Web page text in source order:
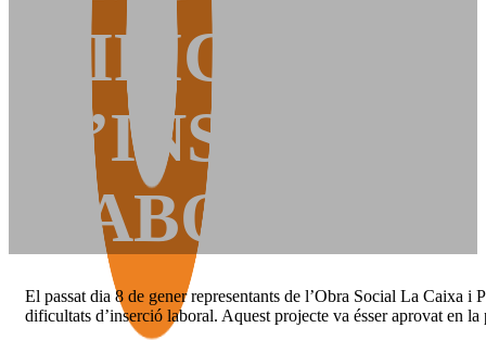
D’INSERCIÓ
LABORAL
El passat dia 8 de gener representants de l’Obra Social La Caixa
dificultats d’inserció laboral. Aquest projecte va ésser aprovat en